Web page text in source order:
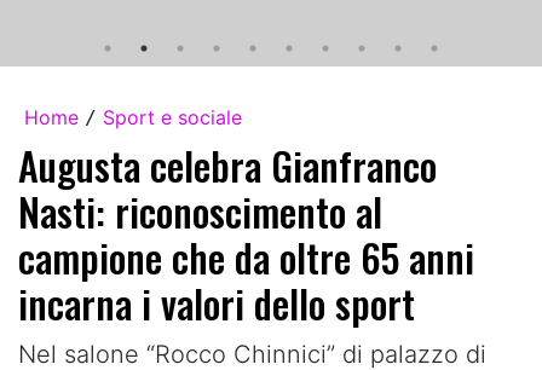
Home / Sport e sociale
Augusta celebra Gianfranco
Nasti: riconoscimento al
campione che da oltre 65 anni
incarna i valori dello sport
Nel salone “Rocco Chinnici” di palazzo di